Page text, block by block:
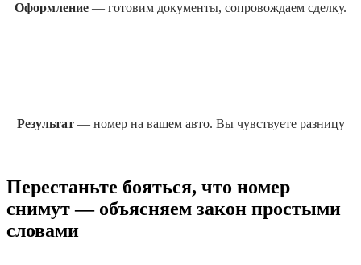
Оформление — готовим документы, сопровождаем сделку.
Результат— номер на вашем авто. Вы чувствуете разницу
Перестаньте бояться, что номер
снимут — объясняем закон простыми
словами